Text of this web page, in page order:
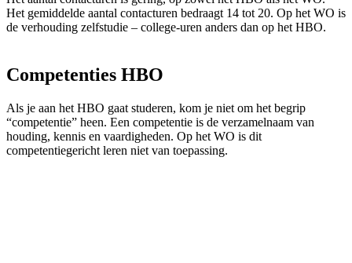
Het gemiddelde aantal contacturen bedraagt 14 tot 20. Op het WO is
de verhouding zelfstudie – college-uren anders dan op het HBO.
Competenties HBO
Als je aan het HBO gaat studeren, kom je niet om het begrip
“competentie” heen. Een competentie is de verzamelnaam van
houding, kennis en vaardigheden. Op het WO is dit
competentiegericht leren niet van toepassing.